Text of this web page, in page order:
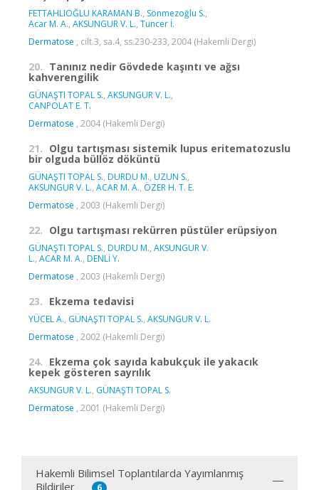
FETTAHLIOĞLU KARAMAN B., Sönmezoğlu S.,
Acar M. A., AKSUNGUR V. L., Tuncer İ.
Dermatose , cilt.3, sa.4, ss.230-233, 2004 (Hakemli Dergi)
20. Tanınız nedir Gövdede kaşıntı ve ağsı
kahverengilik
GÜNAŞTI TOPAL S., AKSUNGUR V. L.,
CANPOLAT E. T.
Dermatose , 2004 (Hakemli Dergi)
21. Olgu tartışması sistemik lupus eritematozuslu
bir olguda büllöz döküntü
GÜNAŞTI TOPAL S., DURDU M., UZUN S.,
AKSUNGUR V. L., ACAR M. A., ÖZER H. T. E.
Dermatose , 2003 (Hakemli Dergi)
22. Olgu tartışması rekürren püstüler erüpsiyon
GÜNAŞTI TOPAL S., DURDU M., AKSUNGUR V.
L., ACAR M. A., DENLİ Y.
Dermatose , 2003 (Hakemli Dergi)
23. Ekzema tedavisi
YÜCEL A., GÜNAŞTI TOPAL S., AKSUNGUR V. L.
Dermatose , 2002 (Hakemli Dergi)
24. Ekzema çok sayıda kabukçuk ile yakacık
kepek gösteren sayrılık
AKSUNGUR V. L., GÜNAŞTI TOPAL S.
Dermatose , 2001 (Hakemli Dergi)
Hakemli Bilimsel Toplantılarda Yayımlanmış
Bildiriler
6